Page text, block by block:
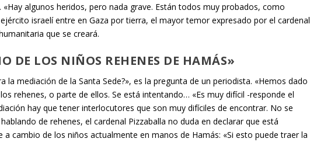
algunos heridos, pero nada grave. Están todos muy probados, como
israelí entre en Gaza por tierra, el mayor temor expresado por el cardenal
que se creará.
DE LOS NIÑOS REHENES DE HAMÁS»
la mediación de la Santa Sede?», es la pregunta de un periodista. «Hemos dado
rehenes, o parte de ellos. Se está intentando… «Es muy difícil -responde el
hay que tener interlocutores que son muy difíciles de encontrar. No se
de rehenes, el cardenal Pizzaballa no duda en declarar que está
cambio de los niños actualmente en manos de Hamás: «Si esto puede traer la